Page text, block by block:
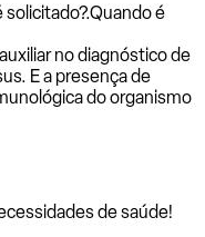
Quando é
no diagnóstico de
E a presença de
do organismo
de saúde!